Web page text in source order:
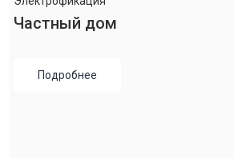
Частный дом
Подробнее